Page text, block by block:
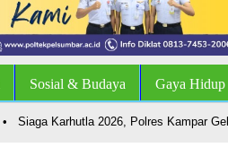
Sosial & Budaya Gaya Hidup
Siaga Karhutla 2026, Polres Kampar Gelar